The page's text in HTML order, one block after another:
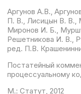
Аргунов А.В.,
П. В., Лисицын В. В.,
Миронов И. Б.,
Решетникова И. В.,
ред. П.В.
Постатейный
процессуальному
М.: Статут, 2012